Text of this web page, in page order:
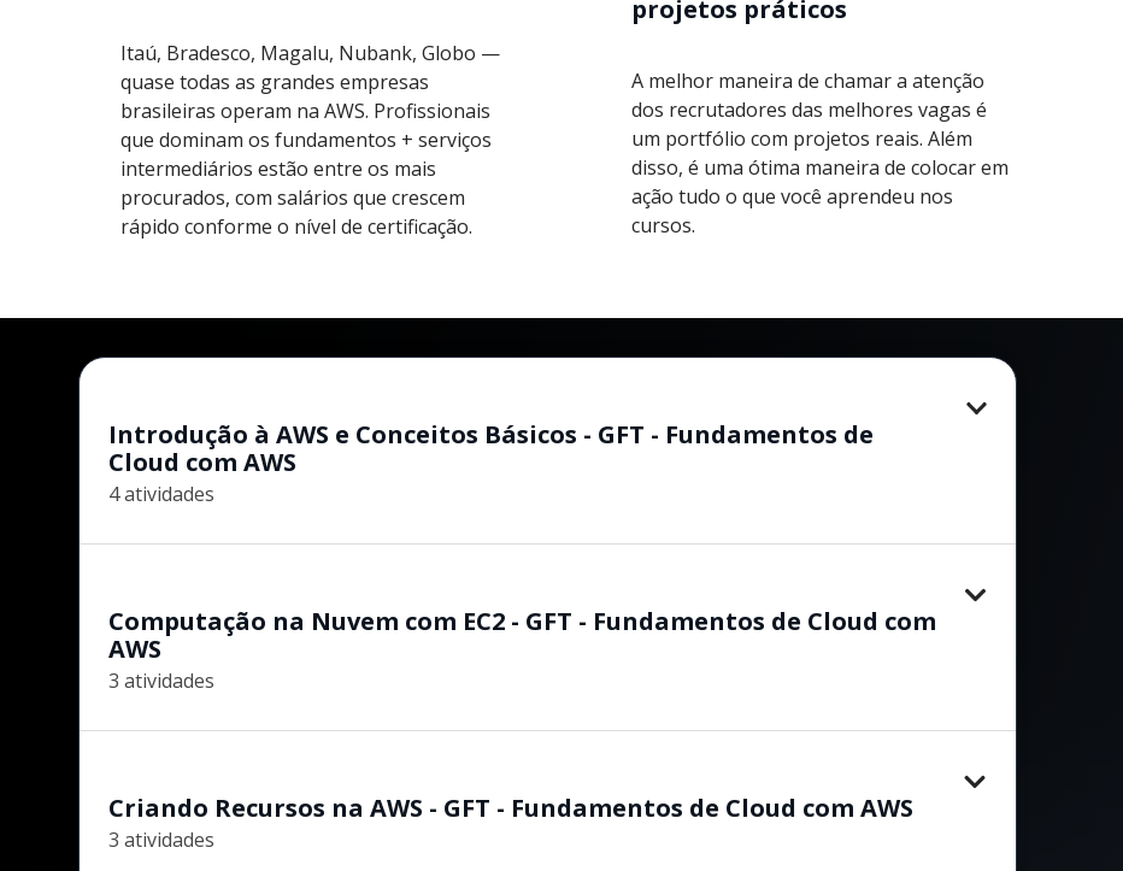
Itaú, Bradesco, Magalu, Nubank, Globo —
quase todas as grandes empresas
brasileiras operam na AWS. Profissionais
que dominam os fundamentos + serviços
intermediários estão entre os mais
procurados, com salários que crescem
rápido conforme o nível de certificação.
projetos práticos
A melhor maneira de chamar a atenção
dos recrutadores das melhores vagas é
um portfólio com projetos reais. Além
disso, é uma ótima maneira de colocar em
ação tudo o que você aprendeu nos
cursos.
Introdução à AWS e Conceitos Básicos - GFT - Fundamentos de
Cloud com AWS
4 atividades
Computação na Nuvem com EC2 - GFT - Fundamentos de Cloud com
AWS
3 atividades
Criando Recursos na AWS - GFT - Fundamentos de Cloud com AWS
3 atividades